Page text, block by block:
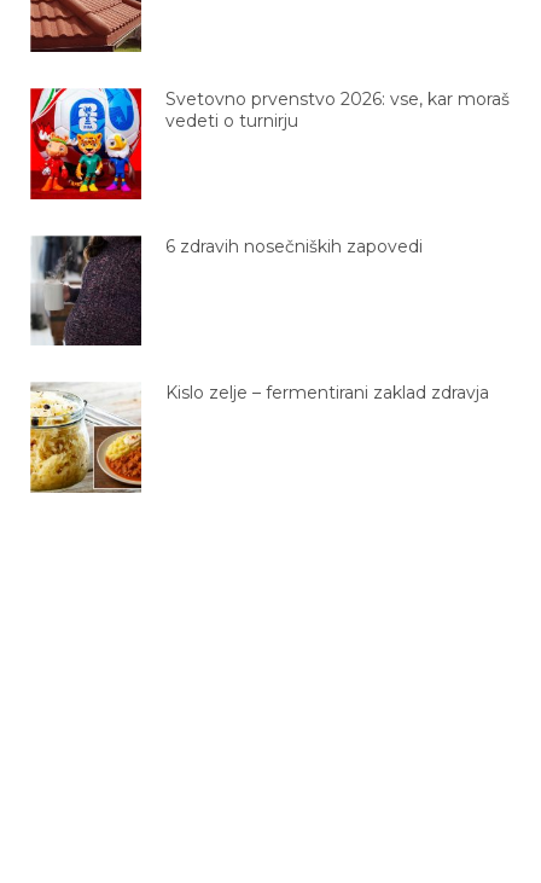
Svetovno prvenstvo 2026: vse, kar moraš
vedeti o turnirju
6 zdravih nosečniških zapovedi
Kislo zelje – fermentirani zaklad zdravja